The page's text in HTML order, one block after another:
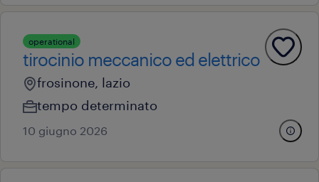
operational
tirocinio meccanico ed elettrico
frosinone, lazio
tempo determinato
10 giugno 2026